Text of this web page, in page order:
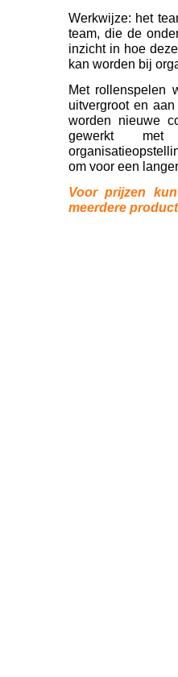
Werkwijze: het
team, die de
inzicht in hoe
kan worden bij
Met rollenspelen
uitvergroot en
worden nieuwe
gewerkt met
om voor een
Voor prijzen
meerdere